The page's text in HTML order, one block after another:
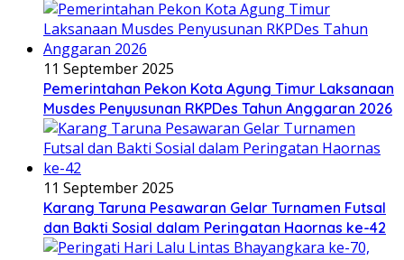
11 September 2025
Pemerintahan Pekon Kota Agung Timur Laksanaan
Musdes Penyusunan RKPDes Tahun Anggaran 2026
11 September 2025
Karang Taruna Pesawaran Gelar Turnamen Futsal
dan Bakti Sosial dalam Peringatan Haornas ke-42